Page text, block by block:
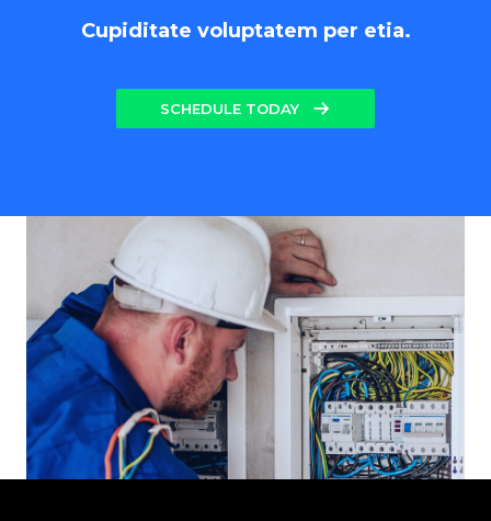
Cupiditate voluptatem per etia.
SCHEDULE TODAY